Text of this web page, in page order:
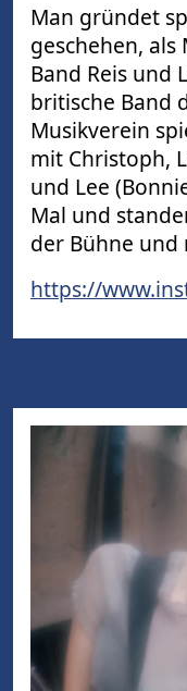
Man gründet
geschehen, als
Band Reis und
britische Band
Musikverein
mit Christoph,
und Lee
Mal und
der Bühne und
https://